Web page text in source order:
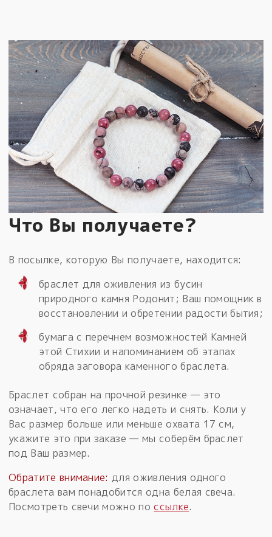
Что Вы получаете?
В посылке, которую Вы получаете, находится:
браслет для оживления из бусин
природного камня Родонит; Ваш помощник в
восстановлении и обретении радости бытия;
бумага с перечнем возможностей Камней
этой Стихии и напоминанием об этапах
обряда заговора каменного браслета.
Браслет собран на прочной резинке — это
означает, что его легко надеть и снять. Коли у
Вас размер больше или меньше охвата 17 см,
укажите это при заказе — мы соберём браслет
под Ваш размер.
Обратите внимание: для оживления одного
браслета вам понадобится одна белая свеча.
Посмотреть свечи можно поссылке.